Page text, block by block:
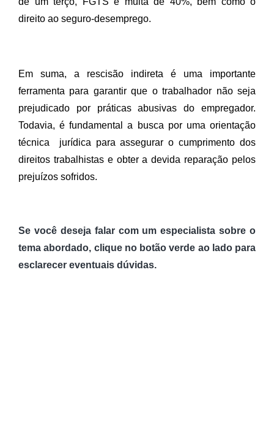
direito ao seguro-desemprego.
Em suma, a rescisão indireta é uma importante
ferramenta para garantir que o trabalhador não seja
prejudicado por práticas abusivas do empregador.
Todavia, é fundamental a busca por uma orientação
técnica  jurídica para assegurar o cumprimento dos
direitos trabalhistas e obter a devida reparação pelos
prejuízos sofridos.
Se você deseja falar com um especialista sobre o
tema abordado, clique no botão verde ao lado para
esclarecer eventuais dúvidas.